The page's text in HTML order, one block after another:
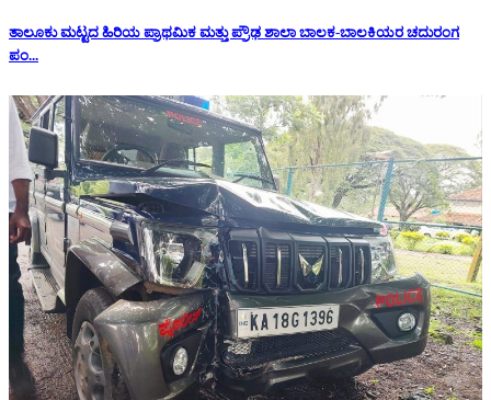
ತಾಲೂಕು ಮಟ್ಟದ ಹಿರಿಯ ಪ್ರಾಥಮಿಕ ಮತ್ತು ಪ್ರೌಢ ಶಾಲಾ ಬಾಲಕ-ಬಾಲಕಿಯರ ಚದುರಂಗ
ಪಂ...